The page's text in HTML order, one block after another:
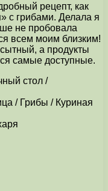
рецепт, как
с грибами. Делала я
не пробовала
всем моим близким!
а продукты
самые доступные.
стол /
/ Грибы / Куриная